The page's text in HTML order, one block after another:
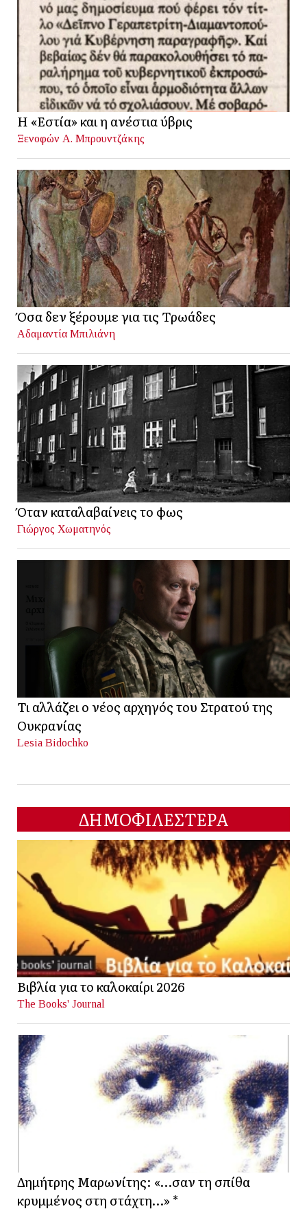
Η «Εστία» και η ανέστια ύβρις
Ξενοφών Α. Μπρουντζάκης
Όσα δεν ξέρουμε για τις Τρωάδες
Αδαμαντία Μπιλιάνη
Όταν καταλαβαίνεις το φως
Γιώργος Χωματηνός
Τι αλλάζει ο νέος αρχηγός του Στρατού της
Ουκρανίας
Lesia Bidochko
ΔΗΜΟΦΙΛΕΣΤΕΡΑ
Βιβλία για το καλοκαίρι 2026
The Books' Journal
Δημήτρης Μαρωνίτης: «…σαν τη σπίθα
κρυμμένος στη στάχτη…» *